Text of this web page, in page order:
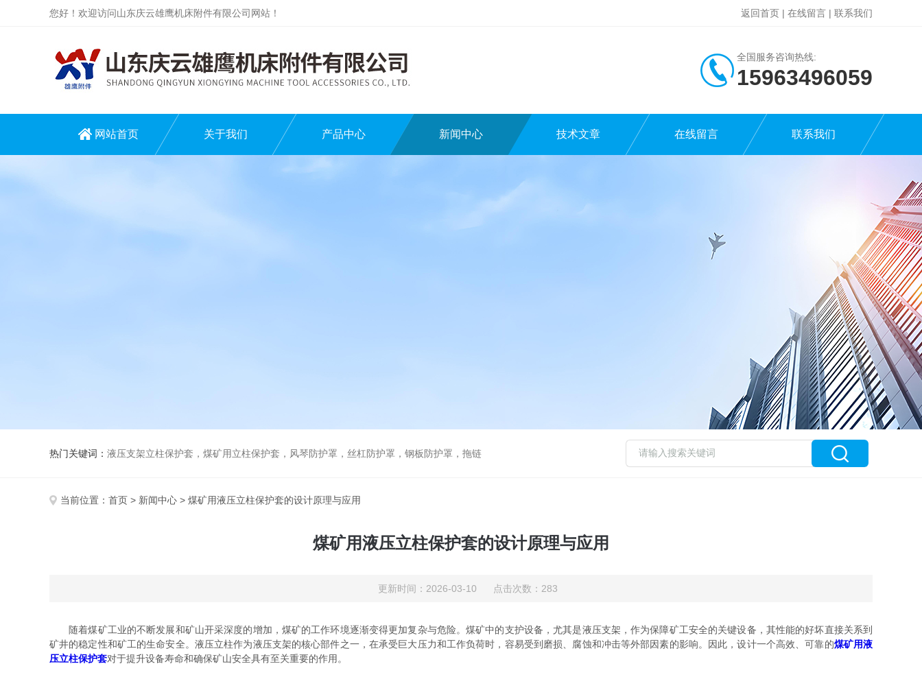
您好！欢迎访问山东庆云雄鹰机床附件有限公司网站！ 返回首页 | 在线留言 | 联系我们
全国服务咨询热线:
15963496059
网站首页 关于我们 产品中心 新闻中心 技术文章 在线留言 联系我们
热门关键词： 液压支架立柱保护套，煤矿用立柱保护套，风琴防护罩，丝杠防护罩，钢板防护罩，拖链
当前位置： 首页 > 新闻中心 > 煤矿用液压立柱保护套的设计原理与应用
煤矿用液压立柱保护套的设计原理与应用
更新时间：2026-03-10 点击次数：283
随着煤矿工业的不断发展和矿山开采深度的增加，煤矿的工作环境逐渐变得更加复杂与危险。煤矿中的支护设备，尤其是液压支架，作为保障矿工安全的关键设备，其性能的好坏直接关系到
矿井的稳定性和矿工的生命安全。液压立柱作为液压支架的核心部件之一，在承受巨大压力和工作负荷时，容易受到磨损、腐蚀和冲击等外部因素的影响。因此，设计一个高效、可靠的煤矿用液
压立柱保护套对于提升设备寿命和确保矿山安全具有至关重要的作用。